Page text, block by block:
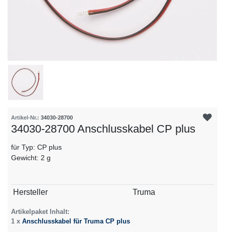
Artikel-Nr.: 34030-28700
34030-28700 Anschlusskabel CP plus
für Typ: CP plus
Gewicht: 2 g
Technisches
Wert
Hersteller Truma
Artikelpaket Inhalt:
1 x Anschlusskabel für Truma CP plus